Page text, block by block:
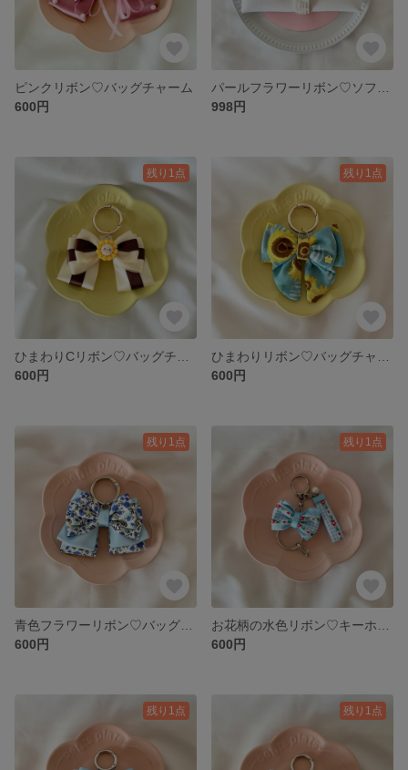
ピンクリボン♡バッグチャーム
600円
998円
残り1点
600円
残り1点
600円
残り1点
600円
残り1点
600円
残り1点 残り1点